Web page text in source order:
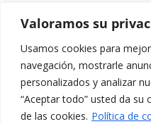
Valoramos su
Usamos cookies para
navegación, mostrarle
personalizados y analizar
“Aceptar todo” usted da
de las cookies. Política de
Contacta
amb
nosaltres
Edifici